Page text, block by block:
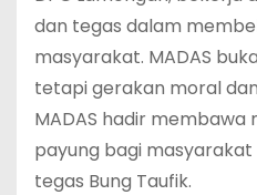
dan tegas dalam
masyarakat. MADAS
tetapi gerakan moral
MADAS hadir
payung bagi
tegas Bung Taufik.